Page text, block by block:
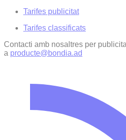
Tarifes publicitat
Tarifes classificats
Contacti amb nosaltres per
a producte@bondia.ad